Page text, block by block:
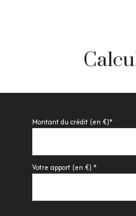
Montant du crédit (en €)*
Votre apport (en €) *